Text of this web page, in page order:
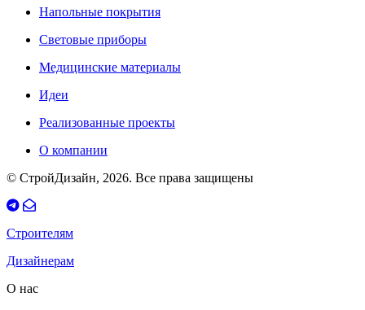
Напольные покрытия
Световые приборы
Медицинские материалы
Идеи
Реализованные проекты
О компании
© СтройДизайн, 2026. Все права защищены
Строителям
Дизайнерам
О нас